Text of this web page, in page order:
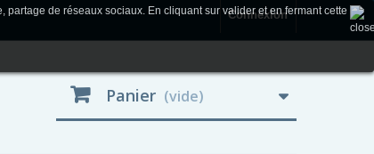
Connexion
Panier (vide)
de réseaux sociaux. En cliquant sur valider et en fermant cette